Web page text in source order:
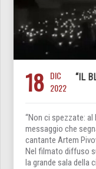
18 DIC
2022
“IL
“Non ci spezzate:
messaggio che
cantante Artem
Nel filmato diffuso
la grande sala della